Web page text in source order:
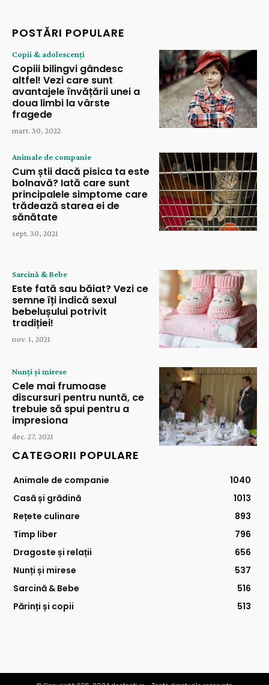
POSTĂRI POPULARE
Copii & adolescenți
Copiii bilingvi gândesc
altfel! Vezi care sunt
avantajele învățării unei a
doua limbi la vârste
fragede
mart. 30, 2022
Animale de companie
Cum știi dacă pisica ta este
bolnavă? Iată care sunt
principalele simptome care
trădează starea ei de
sănătate
sept. 30, 2021
Sarcină & Bebe
Este fată sau băiat? Vezi ce
semne îți indică sexul
bebelușului potrivit
tradiției!
nov. 1, 2021
Nunți și mirese
Cele mai frumoase
discursuri pentru nuntă, ce
trebuie să spui pentru a
impresiona
dec. 27, 2021
CATEGORII POPULARE
Animale de companie
1040
Casă și grădină
1013
Rețete culinare
893
Timp liber
796
Dragoste și relații
656
Nunți și mirese
537
Sarcină & Bebe
516
Părinți și copii
513